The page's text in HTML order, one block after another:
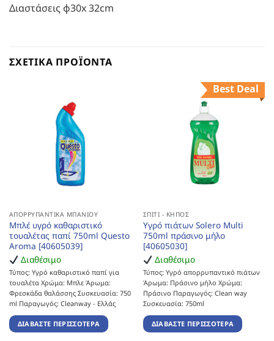
Διαστάσεις φ30x 32cm
ΣΧΕΤΙΚΆ ΠΡΟΪΌΝΤΑ
ΑΠΟΡΡΥΠΑΝΤΙΚΆ ΜΠΆΝΙΟΥ
Μπλέ υγρό καθαριστικό
τουαλέτας παπί 750ml Questo
Aroma [40605039]
Διαθέσιμο
Τύπος: Υγρό καθαριστικό παπί για
τουαλέτα Χρώμα: Μπλε Άρωμα:
Φρεσκάδα θαλάσσης Συσκευασία: 750
ml Παραγωγός: Cleanway - Ελλάς
ΔΙΑΒΆΣΤΕ ΠΕΡΙΣΣΌΤΕΡΑ
Best Deal
ΣΠΊΤΙ - ΚΉΠΟΣ
Υγρό πιάτων Solero Multi
750ml πράσινο μήλο
[40605030]
Διαθέσιμο
Τύπος: Υγρό απορρυπαντικό πιάτων
Άρωμα: Πράσινο μήλο Χρώμα:
Πράσινο Παραγωγός: Clean way
Συσκευασία: 750ml
ΔΙΑΒΆΣΤΕ ΠΕΡΙΣΣΌΤΕΡΑ